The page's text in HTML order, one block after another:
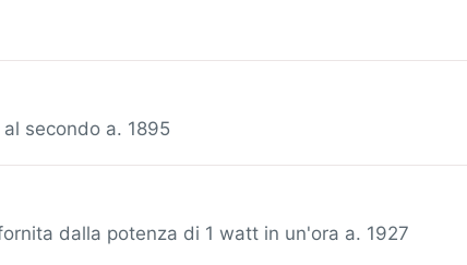
secondo a. 1895
dalla potenza di 1 watt in un'ora a. 1927